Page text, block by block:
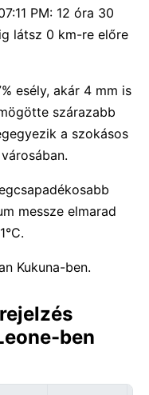
PM: 12 óra 30
látsz 0 km-re előre
esély, akár 4 mm is
szárazabb
a szokásos
messze elmarad
Kukuna-ben.
ben